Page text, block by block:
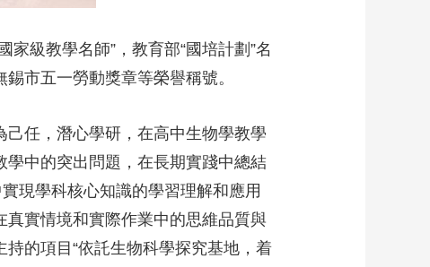
級教學名師”，教育部“國培計劃”名
市五一勞動獎章等榮譽稱號。
任，潛心學研，在高中生物學教學
中的突出問題，在長期實踐中總結
現學科核心知識的學習理解和應用
實情境和實際作業中的思維品質與
的項目“依託生物科學探究基地，着